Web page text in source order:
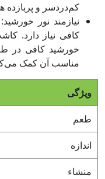
کم‌دردسر و پربازده
نیازمند نور
کافی نیاز دارد.
خورشید کافی در
مناسب آن کمک
ویژگی
طعم
اندازه
منشاء